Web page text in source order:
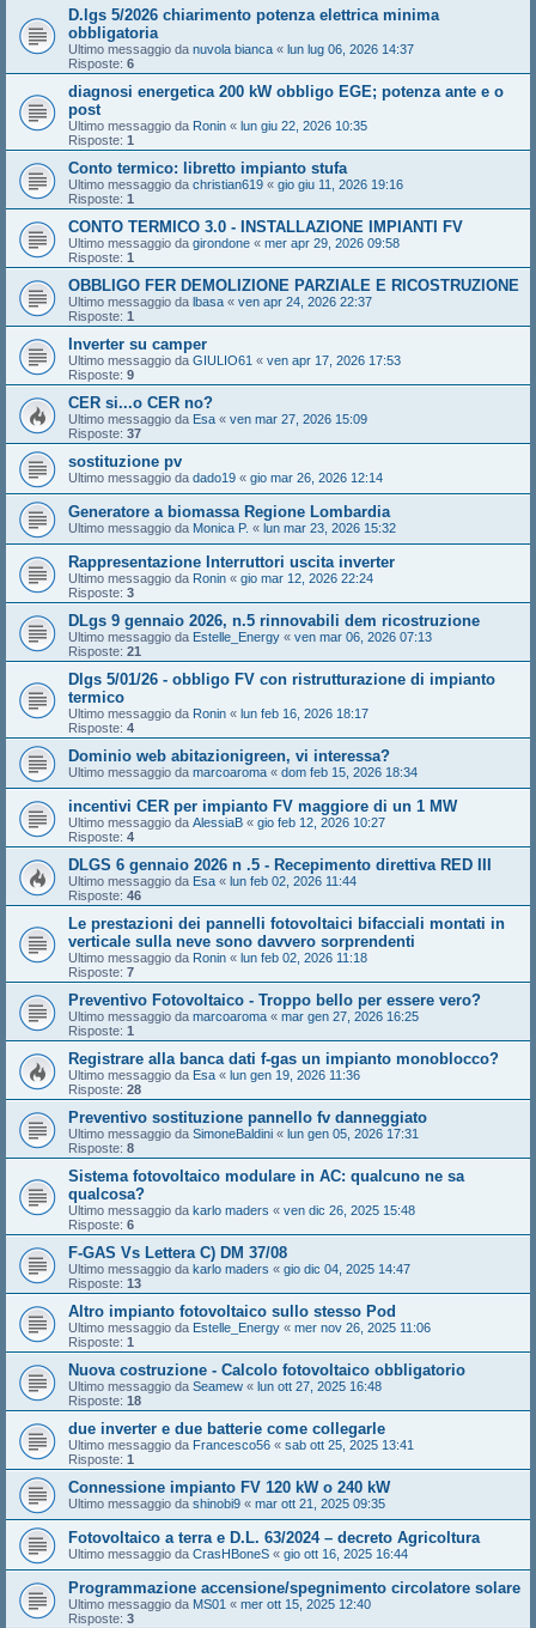
D.lgs 5/2026 chiarimento potenza elettrica minima
obbligatoria
Ultimo messaggio da nuvola bianca « lun lug 06, 2026 14:37
Risposte: 6
diagnosi energetica 200 kW obbligo EGE; potenza ante e o
post
Ultimo messaggio da Ronin « lun giu 22, 2026 10:35
Risposte: 1
Conto termico: libretto impianto stufa
Ultimo messaggio da christian619 « gio giu 11, 2026 19:16
Risposte: 1
CONTO TERMICO 3.0 - INSTALLAZIONE IMPIANTI FV
Ultimo messaggio da girondone « mer apr 29, 2026 09:58
Risposte: 1
OBBLIGO FER DEMOLIZIONE PARZIALE E RICOSTRUZIONE
Ultimo messaggio da lbasa « ven apr 24, 2026 22:37
Risposte: 1
Inverter su camper
Ultimo messaggio da GIULIO61 « ven apr 17, 2026 17:53
Risposte: 9
CER si...o CER no?
Ultimo messaggio da Esa « ven mar 27, 2026 15:09
Risposte: 37
sostituzione pv
Ultimo messaggio da dado19 « gio mar 26, 2026 12:14
Generatore a biomassa Regione Lombardia
Ultimo messaggio da Monica P. « lun mar 23, 2026 15:32
Rappresentazione Interruttori uscita inverter
Ultimo messaggio da Ronin « gio mar 12, 2026 22:24
Risposte: 3
DLgs 9 gennaio 2026, n.5 rinnovabili dem ricostruzione
Ultimo messaggio da Estelle_Energy « ven mar 06, 2026 07:13
Risposte: 21
Dlgs 5/01/26 - obbligo FV con ristrutturazione di impianto
termico
Ultimo messaggio da Ronin « lun feb 16, 2026 18:17
Risposte: 4
Dominio web abitazionigreen, vi interessa?
Ultimo messaggio da marcoaroma « dom feb 15, 2026 18:34
incentivi CER per impianto FV maggiore di un 1 MW
Ultimo messaggio da AlessiaB « gio feb 12, 2026 10:27
Risposte: 4
DLGS 6 gennaio 2026 n .5 - Recepimento direttiva RED III
Ultimo messaggio da Esa « lun feb 02, 2026 11:44
Risposte: 46
Le prestazioni dei pannelli fotovoltaici bifacciali montati in
verticale sulla neve sono davvero sorprendenti
Ultimo messaggio da Ronin « lun feb 02, 2026 11:18
Risposte: 7
Preventivo Fotovoltaico - Troppo bello per essere vero?
Ultimo messaggio da marcoaroma « mar gen 27, 2026 16:25
Risposte: 1
Registrare alla banca dati f-gas un impianto monoblocco?
Ultimo messaggio da Esa « lun gen 19, 2026 11:36
Risposte: 28
Preventivo sostituzione pannello fv danneggiato
Ultimo messaggio da SimoneBaldini « lun gen 05, 2026 17:31
Risposte: 8
Sistema fotovoltaico modulare in AC: qualcuno ne sa
qualcosa?
Ultimo messaggio da karlo maders « ven dic 26, 2025 15:48
Risposte: 6
F-GAS Vs Lettera C) DM 37/08
Ultimo messaggio da karlo maders « gio dic 04, 2025 14:47
Risposte: 13
Altro impianto fotovoltaico sullo stesso Pod
Ultimo messaggio da Estelle_Energy « mer nov 26, 2025 11:06
Risposte: 1
Nuova costruzione - Calcolo fotovoltaico obbligatorio
Ultimo messaggio da Seamew « lun ott 27, 2025 16:48
Risposte: 18
due inverter e due batterie come collegarle
Ultimo messaggio da Francesco56 « sab ott 25, 2025 13:41
Risposte: 1
Connessione impianto FV 120 kW o 240 kW
Ultimo messaggio da shinobi9 « mar ott 21, 2025 09:35
Fotovoltaico a terra e D.L. 63/2024 – decreto Agricoltura
Ultimo messaggio da CrasHBoneS « gio ott 16, 2025 16:44
Programmazione accensione/spegnimento circolatore solare
Ultimo messaggio da MS01 « mer ott 15, 2025 12:40
Risposte: 3